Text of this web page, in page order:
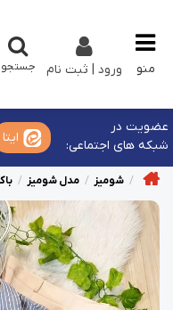
منو ورود | ثبت نام جستجو
عضویت در
شبکه های اجتماعی:
ایتا
شومیز مدل شومیز